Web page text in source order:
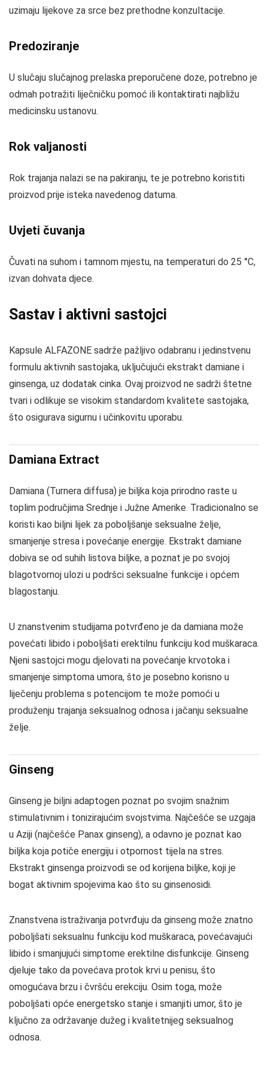
uzimaju lijekove za srce bez prethodne konzultacije.
Predoziranje
U slučaju slučajnog prelaska preporučene doze, potrebno je
odmah potražiti liječničku pomoć ili kontaktirati najbližu
medicinsku ustanovu.
Rok valjanosti
Rok trajanja nalazi se na pakiranju, te je potrebno koristiti
proizvod prije isteka navedenog datuma.
Uvjeti čuvanja
Čuvati na suhom i tamnom mjestu, na temperaturi do 25 °C,
izvan dohvata djece.
Sastav i aktivni sastojci
Kapsule ALFAZONE sadrže pažljivo odabranu i jedinstvenu
formulu aktivnih sastojaka, uključujući ekstrakt damiane i
ginsenga, uz dodatak cinka. Ovaj proizvod ne sadrži štetne
tvari i odlikuje se visokim standardom kvalitete sastojaka,
što osigurava sigurnu i učinkovitu uporabu.
Damiana Extract
Damiana (Turnera diffusa) je biljka koja prirodno raste u
toplim područjima Srednje i Južne Amerike. Tradicionalno se
koristi kao biljni lijek za poboljšanje seksualne želje,
smanjenje stresa i povećanje energije. Ekstrakt damiane
dobiva se od suhih listova biljke, a poznat je po svojoj
blagotvornoj ulozi u podršci seksualne funkcije i općem
blagostanju.
U znanstvenim studijama potvrđeno je da damiana može
povećati libido i poboljšati erektilnu funkciju kod muškaraca.
Njeni sastojci mogu djelovati na povećanje krvotoka i
smanjenje simptoma umora, što je posebno korisno u
liječenju problema s potencijom te može pomoći u
produženju trajanja seksualnog odnosa i jačanju seksualne
želje.
Ginseng
Ginseng je biljni adaptogen poznat po svojim snažnim
stimulativnim i tonizirajućim svojstvima. Najčešće se uzgaja
u Aziji (najčešće Panax ginseng), a odavno je poznat kao
biljka koja potiče energiju i otpornost tijela na stres.
Ekstrakt ginsenga proizvodi se od korijena biljke, koji je
bogat aktivnim spojevima kao što su ginsenosidi.
Znanstvena istraživanja potvrđuju da ginseng može znatno
poboljšati seksualnu funkciju kod muškaraca, povećavajući
libido i smanjujući simptome erektilne disfunkcije. Ginseng
djeluje tako da povećava protok krvi u penisu, što
omogućava brzu i čvršću erekciju. Osim toga, može
poboljšati opće energetsko stanje i smanjiti umor, što je
ključno za održavanje dužeg i kvalitetnijeg seksualnog
odnosa.